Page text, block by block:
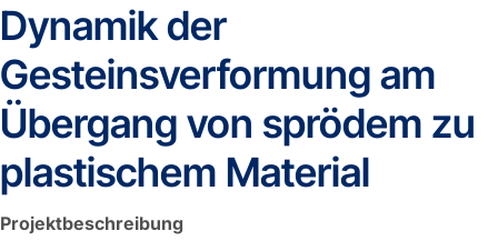
Dynamik der
Gesteinsverformung am
Übergang von sprödem zu
plastischem Material
Projektbeschreibung